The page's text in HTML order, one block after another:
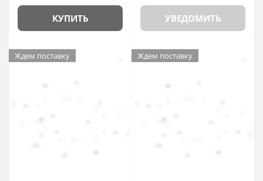
КУПИТЬ УВЕДОМИТЬ
Ждем поставку Ждем поставку